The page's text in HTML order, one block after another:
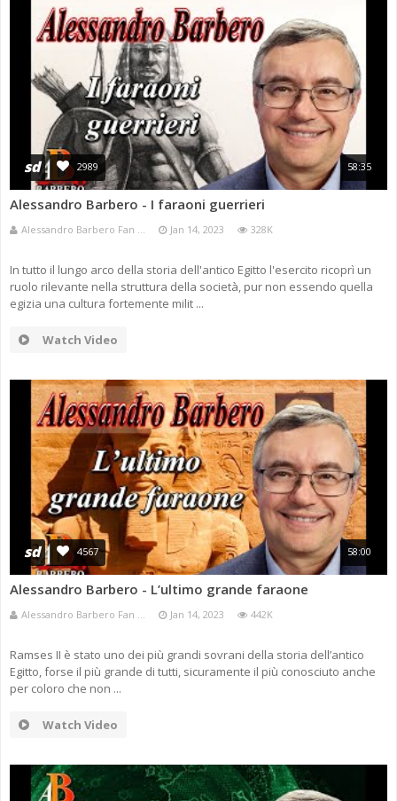
sd 2989 58:35
Alessandro Barbero - I faraoni guerrieri
Alessandro Barbero Fan ... Jan 14, 2023 328K
In tutto il lungo arco della storia dell'antico Egitto l'esercito ricoprì un
ruolo rilevante nella struttura della società, pur non essendo quella
egizia una cultura fortemente milit ...
Watch Video
sd 4567 58:00
Alessandro Barbero - L’ultimo grande faraone
Alessandro Barbero Fan ... Jan 14, 2023 442K
Ramses II è stato uno dei più grandi sovrani della storia dell’antico
Egitto, forse il più grande di tutti, sicuramente il più conosciuto anche
per coloro che non ...
Watch Video